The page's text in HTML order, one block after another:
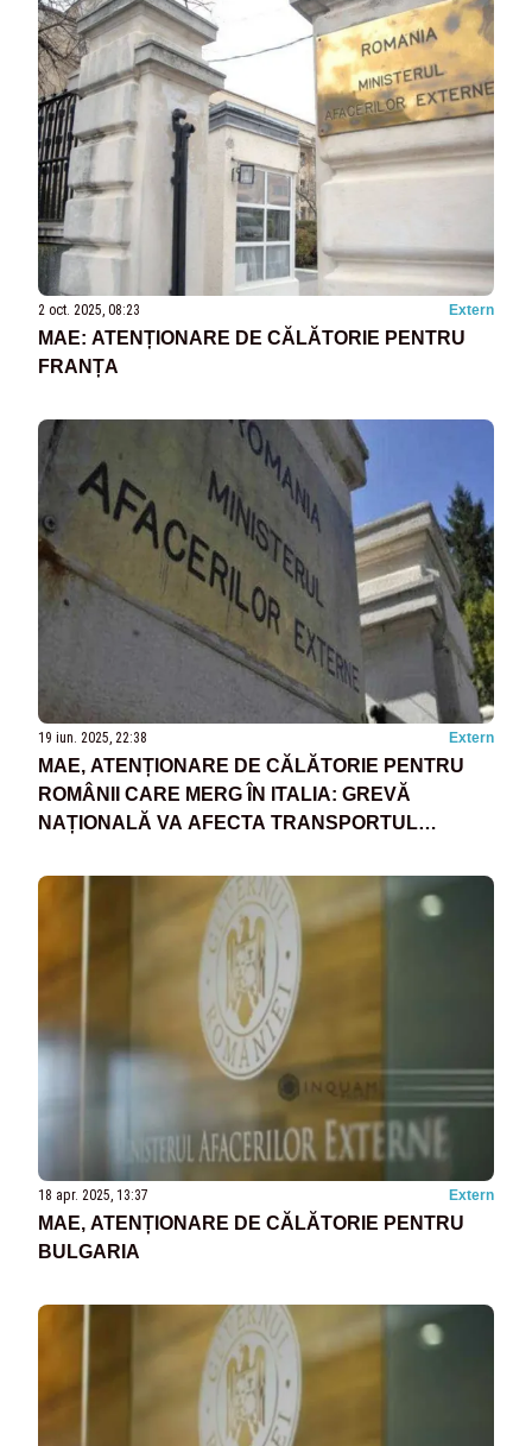
2 oct. 2025, 08:23 Extern
MAE: ATENȚIONARE DE CĂLĂTORIE PENTRU
FRANȚA
19 iun. 2025, 22:38 Extern
MAE, ATENȚIONARE DE CĂLĂTORIE PENTRU
ROMÂNII CARE MERG ÎN ITALIA: GREVĂ
NAȚIONALĂ VA AFECTA TRANSPORTUL
18 apr. 2025, 13:37 Extern
MAE, ATENȚIONARE DE CĂLĂTORIE PENTRU
BULGARIA